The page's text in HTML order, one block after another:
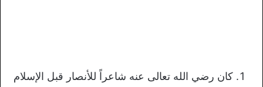
كان رضي الله تعالى عنه شاعراً للأنصار قبل الإسلام